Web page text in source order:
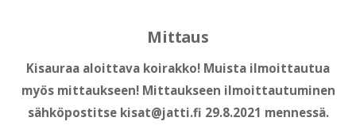
Mittaus
Kisauraa aloittava koirakko! Muista ilmoittautua
myös mittaukseen! Mittaukseen ilmoittautuminen
sähköpostitse kisat@jatti.fi 29.8.2021 mennessä.